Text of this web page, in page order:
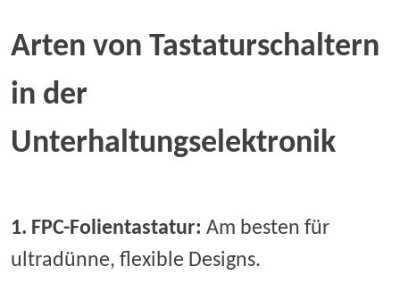
Arten von Tastaturschaltern
in der
Unterhaltungselektronik
1. FPC-Folientastatur: Am besten für
ultradünne, flexible Designs.